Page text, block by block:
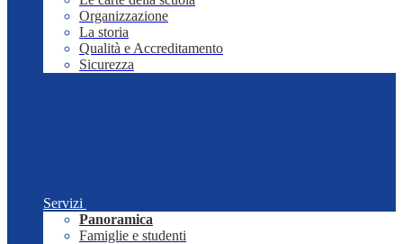
Organizzazione
La storia
Qualità e Accreditamento
Sicurezza
Servizi
Panoramica
Famiglie e studenti